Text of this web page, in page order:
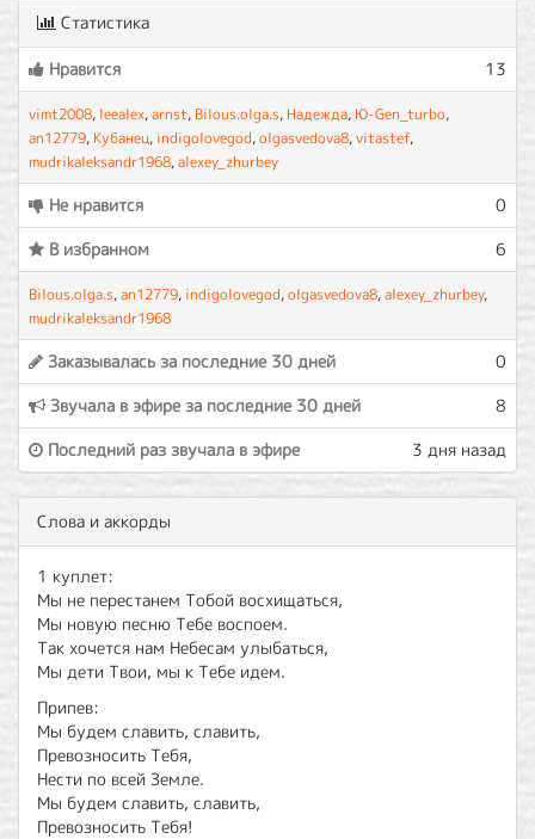
Статистика
Нравится 13
vimt2008, leealex,arnst, Bilous.olga.s, Надежда, Ю-Gen_turbo,
an12779, Кубанец, indigolovegod,olgasvedova8,vitastef,
mudrikaleksandr1968,alexey_zhurbey
Не нравится
0
В избранном
6
Bilous.olga.s,an12779, indigolovegod,olgasvedova8,alexey_zhurbey,
mudrikaleksandr1968
Заказывалась за последние 30 дней
0
Звучала в эфире за последние 30 дней
8
Последний раз звучала в эфире
3 дня назад
Слова и аккорды
1 куплет:
Мы не перестанем Тобой восхищаться,
Мы новую песню Тебе воспоем.
Так хочется нам Небесам улыбаться,
Мы дети Твои, мы к Тебе идем.
Припев:
Мы будем славить, славить,
Превозносить Тебя,
Нести по всей Земле.
Мы будем славить, славить,
Превозносить Тебя!